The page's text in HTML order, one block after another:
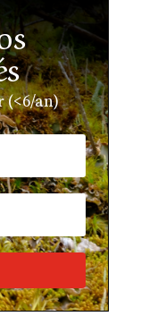
(<6/an)